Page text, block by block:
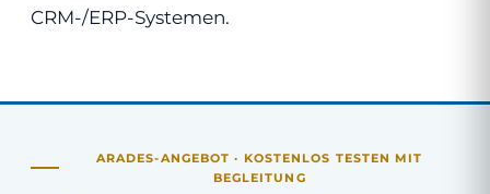
CRM-/ERP-Systemen.
ARADES-ANGEBOT · KOSTENLOS TESTEN MIT
BEGLEITUNG